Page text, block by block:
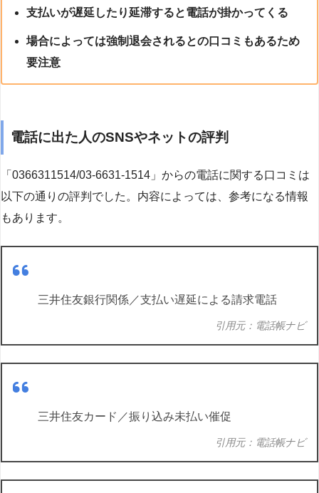
支払いが遅延したり延滞すると電話が掛かってくる
場合によっては強制退会されるとの口コミもあるため
要注意
電話に出た人のSNSやネットの評判
「0366311514/03-6631-1514」からの電話に関する口コミは
以下の通りの評判でした。内容によっては、参考になる情報
もあります。
三井住友銀行関係／支払い遅延による請求電話
引用元：電話帳ナビ
三井住友カード／振り込み未払い催促
引用元：電話帳ナビ